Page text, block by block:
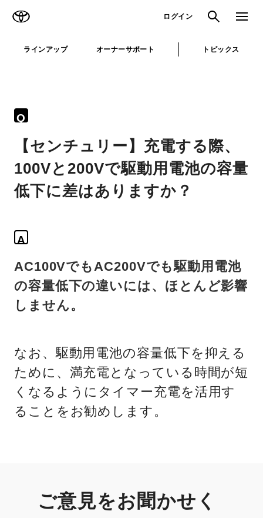
ログイン 検索 メニュ
ラインアップ オーナーサポート トピックス
Q
【センチュリー】充電する際、
100Vと200Vで駆動用電池の容量
低下に差はありますか？
A
AC100VでもAC200Vでも駆動用電池
の容量低下の違いには、ほとんど影響
しません。
なお、駆動用電池の容量低下を抑える
ために、満充電となっている時間が短
くなるようにタイマー充電を活用す
ることをお勧めします。
ご意見をお聞かせく